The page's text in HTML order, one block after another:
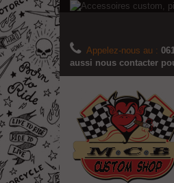
Appelez-nous au :
aussi nous contacter